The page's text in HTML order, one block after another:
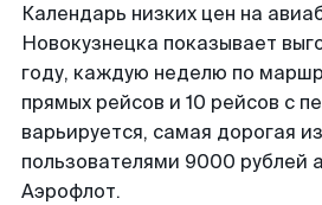
Календарь низких цен на
Новокузнецка показывает
году, каждую неделю по
прямых рейсов и 10 рейсов с
варьируется, самая дорогая
пользователями 9000 рублей
Аэрофлот.